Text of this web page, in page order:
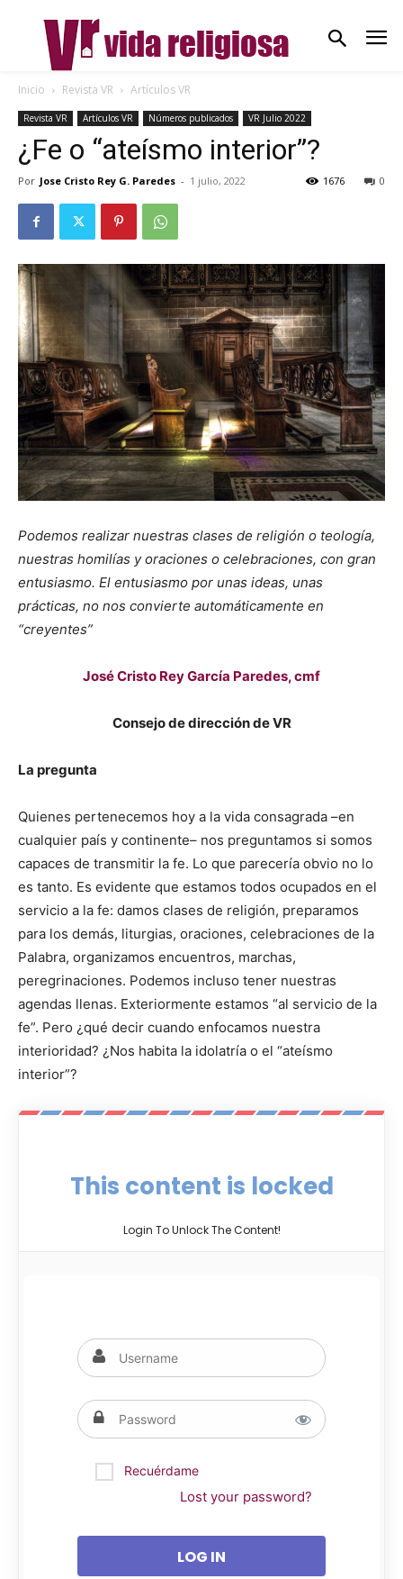
Inicio Revista VR Artículos VR
Revista VR Artículos VR Números publicados VR Julio 2022
¿Fe o “ateísmo interior”?
Por Jose Cristo Rey G. Paredes - 1 julio, 2022 0
1676
Podemos realizar nuestras clases de religión o teología,
nuestras homilías y oraciones o celebraciones, con gran
entusiasmo. El entusiasmo por unas ideas, unas
prácticas, no nos convierte automáticamente en
“creyentes”
José Cristo Rey García Paredes, cmf
Consejo de dirección de VR
La pregunta
Quienes pertenecemos hoy a la vida consagrada –en
cualquier país y continente– nos preguntamos si somos
capaces de transmitir la fe. Lo que parecería obvio no lo
es tanto. Es evidente que estamos todos ocupados en el
servicio a la fe: damos clases de religión, preparamos
para los demás, liturgias, oraciones, celebraciones de la
Palabra, organizamos encuentros, marchas,
peregrinaciones. Podemos incluso tener nuestras
agendas llenas. Exteriormente estamos “al servicio de la
fe”. Pero ¿qué decir cuando enfocamos nuestra
interioridad? ¿Nos habita la idolatría o el “ateísmo
interior”?
This content is locked
Login To Unlock The Content!
Recuérdame
Lost your password?